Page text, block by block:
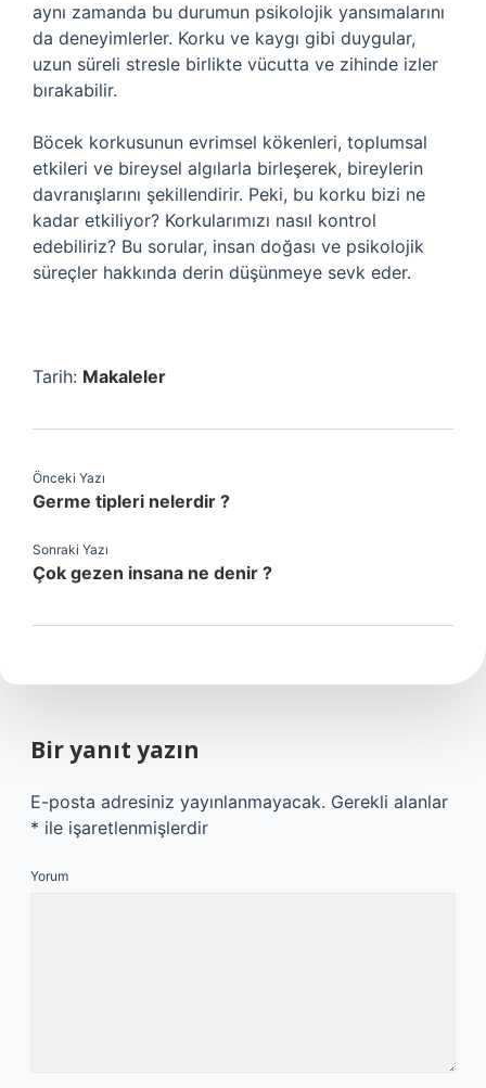
aynı zamanda bu durumun psikolojik yansımalarını
da deneyimlerler. Korku ve kaygı gibi duygular,
uzun süreli stresle birlikte vücutta ve zihinde izler
bırakabilir.
Böcek korkusunun evrimsel kökenleri, toplumsal
etkileri ve bireysel algılarla birleşerek, bireylerin
davranışlarını şekillendirir. Peki, bu korku bizi ne
kadar etkiliyor? Korkularımızı nasıl kontrol
edebiliriz? Bu sorular, insan doğası ve psikolojik
süreçler hakkında derin düşünmeye sevk eder.
Tarih: Makaleler
Önceki Yazı
Germe tipleri nelerdir ?
Sonraki Yazı
Çok gezen insana ne denir ?
Bir yanıt yazın
E-posta adresiniz yayınlanmayacak. Gerekli alanlar
* ile işaretlenmişlerdir
Yorum